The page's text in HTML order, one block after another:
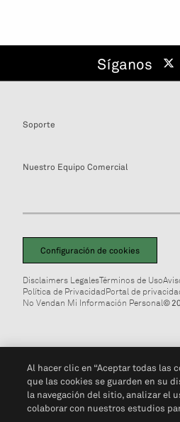
Síganos
Soporte
Nuestro Equipo Comercial
Configuración de cookies
Disclaimers LegalesTérminos de Uso
Política de PrivacidadPortal de
No Vendan Mi Información Personal©
Al hacer clic en “Aceptar todas las
que las cookies se guarden en su
la navegación del sitio, analizar el
colaborar con nuestros estudios